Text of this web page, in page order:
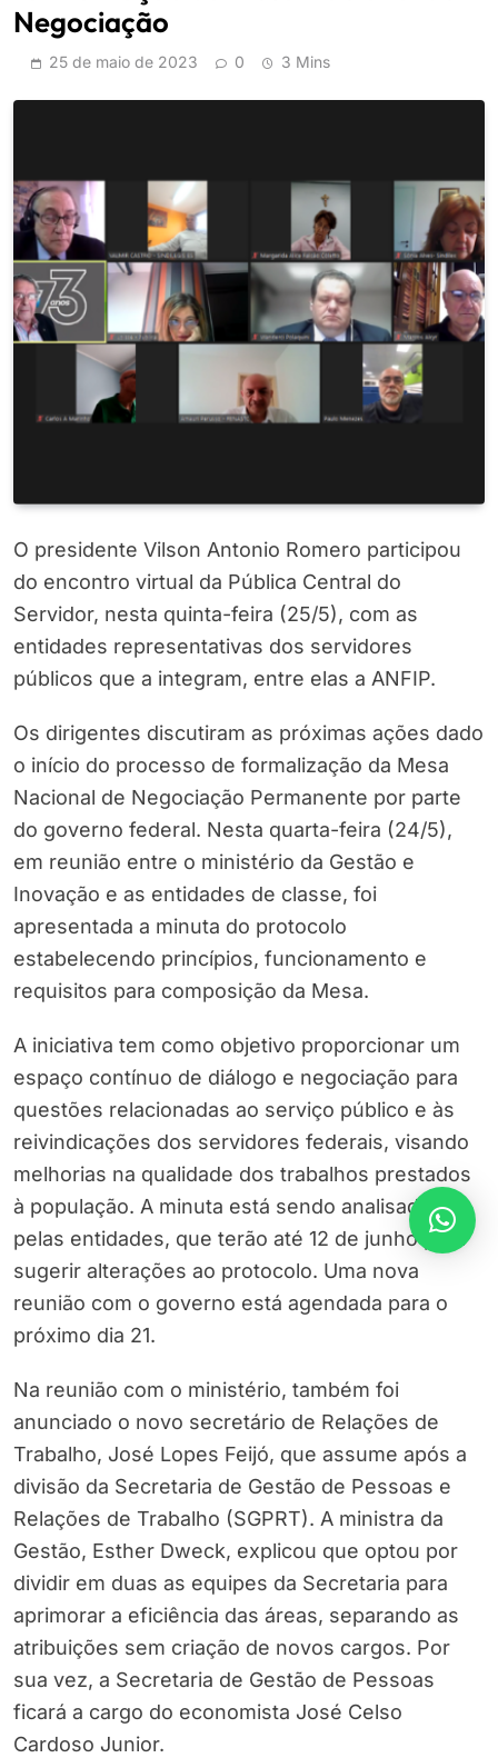
Negociação
25 de maio de 2023 0 3 Mins
O presidente Vilson Antonio Romero participou
do encontro virtual da Pública Central do
Servidor, nesta quinta-feira (25/5), com as
entidades representativas dos servidores
públicos que a integram, entre elas a ANFIP.
Os dirigentes discutiram as próximas ações dado
o início do processo de formalização da Mesa
Nacional de Negociação Permanente por parte
do governo federal. Nesta quarta-feira (24/5),
em reunião entre o ministério da Gestão e
Inovação e as entidades de classe, foi
apresentada a minuta do protocolo
estabelecendo princípios, funcionamento e
requisitos para composição da Mesa.
A iniciativa tem como objetivo proporcionar um
espaço contínuo de diálogo e negociação para
questões relacionadas ao serviço público e às
reivindicações dos servidores federais, visando
melhorias na qualidade dos trabalhos prestados
à população. A minuta está sendo analisada
pelas entidades, que terão até 12 de junho para
sugerir alterações ao protocolo. Uma nova
reunião com o governo está agendada para o
próximo dia 21.
Na reunião com o ministério, também foi
anunciado o novo secretário de Relações de
Trabalho, José Lopes Feijó, que assume após a
divisão da Secretaria de Gestão de Pessoas e
Relações de Trabalho (SGPRT). A ministra da
Gestão, Esther Dweck, explicou que optou por
dividir em duas as equipes da Secretaria para
aprimorar a eficiência das áreas, separando as
atribuições sem criação de novos cargos. Por
sua vez, a Secretaria de Gestão de Pessoas
ficará a cargo do economista José Celso
Cardoso Junior.